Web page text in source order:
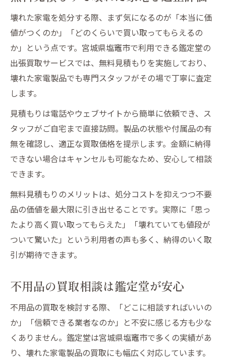
壊れた家電を処分する際、まず気になるのが「本当に価
値がつくのか」「どのくらいで買い取ってもらえるの
か」という点です。宮城県塩竈市で利用できる鑑定堂の
出張買取サービスでは、無料見積もりを実施しており、
壊れた家電製品でも専門スタッフがその場で丁寧に査定
します。
見積もりは電話やウェブサイトから簡単に依頼でき、ス
タッフがご自宅まで直接訪問。製品の状態や付属品の有
無を確認し、適正な買取価格を提示します。金額に納得
できない場合はキャンセルも可能なため、安心して相談
できます。
無料見積もりのメリットは、処分コストを抑えつつ不要
品の価値を最大限に引き出せることです。実際に「思っ
たより高く買い取ってもらえた」「壊れていても値段が
ついて驚いた」という利用者の声も多く、納得のいく取
引が期待できます。
不用品の買取相談は鑑定堂が安心
不用品の買取を検討する際、「どこに相談すればいいの
か」「信頼できる業者なのか」と不安に感じる方も少な
くありません。鑑定堂は宮城県塩竈市で多くの実績があ
り、壊れた家電製品の買取にも幅広く対応しています。